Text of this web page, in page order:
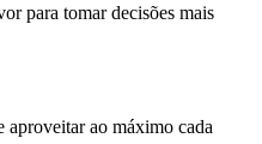
para tomar decisões mais
aproveitar ao máximo cada